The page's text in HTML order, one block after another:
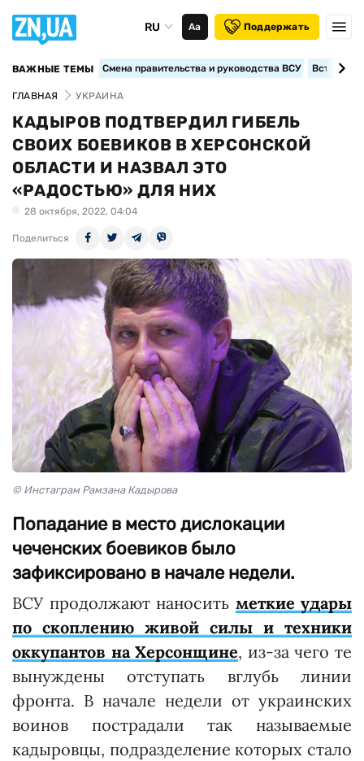
RU Аа Поддержать
ВАЖНЫЕ ТЕМЫ Смена правительства и руководства ВСУ
ГЛАВНАЯ УКРАИНА
КАДЫРОВ ПОДТВЕРДИЛ ГИБЕЛЬ
СВОИХ БОЕВИКОВ В ХЕРСОНСКОЙ
ОБЛАСТИ И НАЗВАЛ ЭТО
«РАДОСТЬЮ» ДЛЯ НИХ
28 октября, 2022, 04:04
Поделиться
© Инстаграм Рамзана Кадырова
Попадание в место дислокации
чеченских боевиков было
зафиксировано в начале недели.
ВСУ продолжают наносить меткие удары
по скоплению живой силы и техники
оккупантов на Херсонщине, из-за чего те
вынуждены отступать вглубь линии
фронта. В начале недели от украинских
воинов пострадали так называемые
кадыровцы, подразделение которых стало